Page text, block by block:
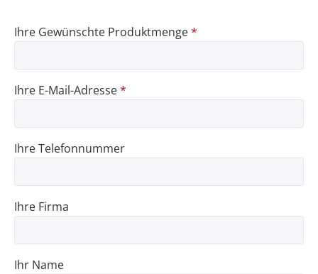
Ihre Gewünschte Produktmenge*
Ihre E-Mail-Adresse*
Ihre Telefonnummer
Ihre Firma
Ihr Name